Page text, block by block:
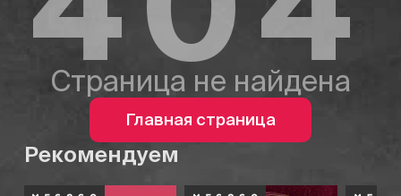
Страница не найдена
Главная страница
Рекомендуем